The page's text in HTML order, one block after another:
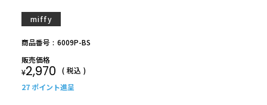
miffy
商品番号
6009P-BS
販売価格
¥2,970
税込
27 ポイント進呈